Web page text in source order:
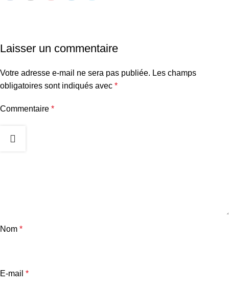
Laisser un commentaire
Votre adresse e-mail ne sera pas publiée. Les champs
obligatoires sont indiqués avec *
Commentaire *
Nom *
E-mail *